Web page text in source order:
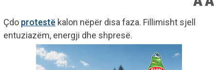
Çdo protestë kalon nëpër disa faza. Fillimisht sjell
entuziazëm, energji dhe shpresë.